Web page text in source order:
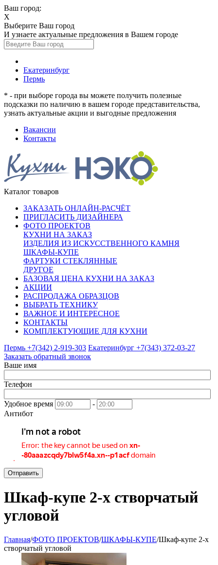
Ваш город:
X
Выберите Ваш город
И узнаете актуальные предложения в Вашем городе
Екатеринбург
Пермь
* - при выборе города вы можете получить полезные
подсказки по наличию в вашем городе представительства,
узнать актуальные акции и выгодные предложения
Вакансии
Контакты
Каталог товаров
ЗАКАЗАТЬ ОНЛАЙН-РАСЧЁТ
ПРИГЛАСИТЬ ДИЗАЙНЕРА
ФОТО ПРОЕКТОВ
КУХНИ НА ЗАКАЗ
ИЗДЕЛИЯ ИЗ ИСКУССТВЕННОГО КАМНЯ
ШКАФЫ-КУПЕ
ФАРТУКИ СТЕКЛЯННЫЕ
ДРУГОЕ
БАЗОВАЯ ЦЕНА КУХНИ НА ЗАКАЗ
АКЦИИ
РАСПРОДАЖА ОБРАЗЦОВ
ВЫБРАТЬ ТЕХНИКУ
ВАЖНОЕ И ИНТЕРЕСНОЕ
КОНТАКТЫ
КОМПЛЕКТУЮЩИЕ ДЛЯ КУХНИ
Пермь +7(342) 2-919-303 Екатеринбург +7(343) 372-03-27
Заказать обратный звонок
Ваше имя
Телефон
Удобное время
-
Антибот
Отправить
Шкаф-купе 2-х створчатый
угловой
Главная/ФОТО ПРОЕКТОВ/ШКАФЫ-КУПЕ/Шкаф-купе 2-х
створчатый угловой